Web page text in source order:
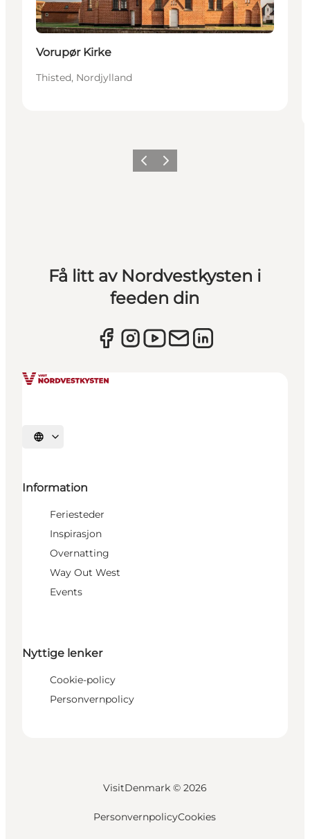
Vorupør Kirke
Thisted, Nordjylland
ForrigeNeste
Få litt av Nordvestkysten i
feeden din
Velg språk
Information
Feriesteder
Inspirasjon
Overnatting
Way Out West
Events
Nyttige lenker
Cookie-policy
Personvernpolicy
VisitDenmark © 2026
PersonvernpolicyCookies